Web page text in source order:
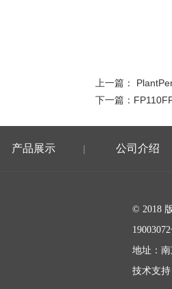
上一篇：
下一篇：
产品展示 | 公司介绍
© 2018
地址：
技术支